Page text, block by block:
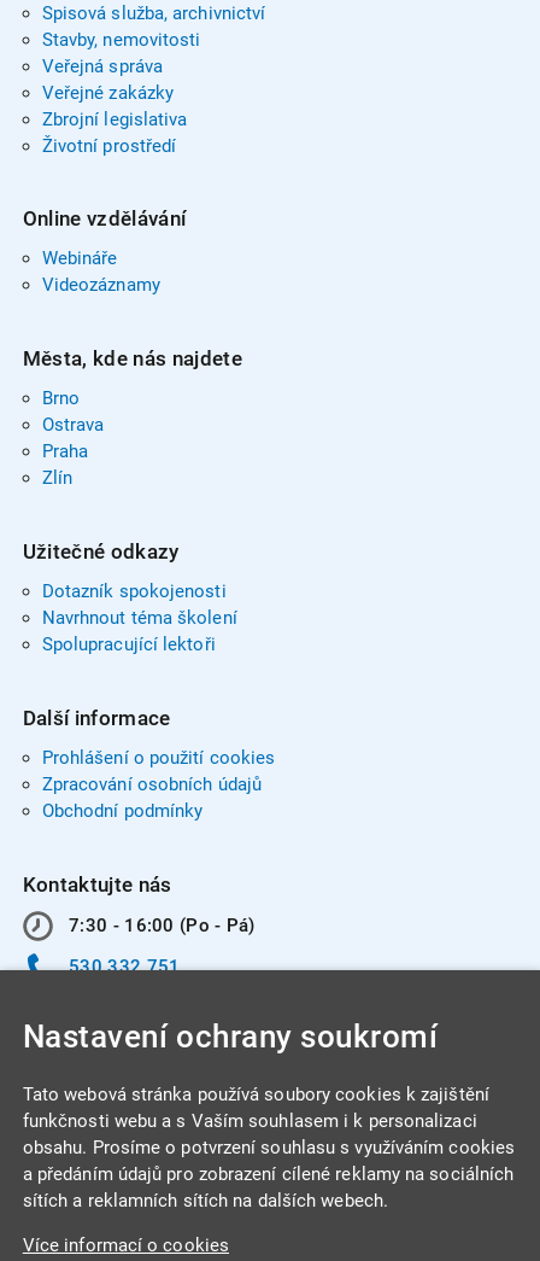
Spisová služba, archivnictví
Stavby, nemovitosti
Veřejná správa
Veřejné zakázky
Zbrojní legislativa
Životní prostředí
Online vzdělávání
Webináře
Videozáznamy
Města, kde nás najdete
Brno
Ostrava
Praha
Zlín
Užitečné odkazy
Dotazník spokojenosti
Navrhnout téma školení
Spolupracující lektoři
Další informace
Prohlášení o použití cookies
Zpracování osobních údajů
Obchodní podmínky
Kontaktujte nás
7:30 - 16:00 (Po - Pá)
530 332 751
INTEGRA CENTRUM s.r.o.
Jabloňová 662/7
Nastavení ochrany soukromí
Tato webová stránka používá soubory cookies k zajištění
funkčnosti webu a s Vaším souhlasem i k personalizaci
obsahu. Prosíme o potvrzení souhlasu s využíváním cookies
a předáním údajů pro zobrazení cílené reklamy na sociálních
sítích a reklamních sítích na dalších webech.
Více informací o cookies